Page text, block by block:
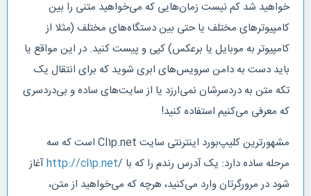
خواهید شد کم نیست زمان‌هایی که می‌خواهید متنی را بین
کامپیوترهای مختلف یا حتی بین دستگاه‌های مختلف (مثلا از
کامپیوتر به موبایل یا برعکس) کپی و پیست کنید. در این مواقع یا
باید دست به دامن سرویس‌های ابری شوید که برای انتقال یک
تکه متن به دردسرشان نمی‌ارزد یا از سایت‌های ساده و بی‌دردسری
که معرفی می‌کنیم استفاده کنید!
مشهورترین کلیپ‌بورد اینترنتی سایت Cl1p.net است که سه
مرحله ساده دارد: یک آدرس رندم را که با /http://cl1p.netآغاز
شود در مرورگرتان وارد می‌کنید، هرچه که می‌خواهید از متن،